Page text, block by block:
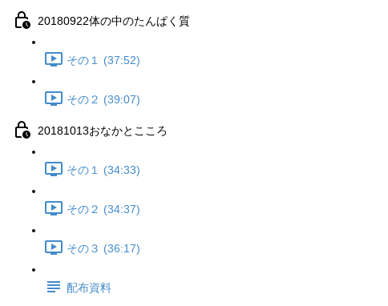
20180922体の中のたんぱく質
その１ (37:52)
その２ (39:07)
20181013おなかとこころ
その１ (34:33)
その２ (34:37)
その３ (36:17)
配布資料